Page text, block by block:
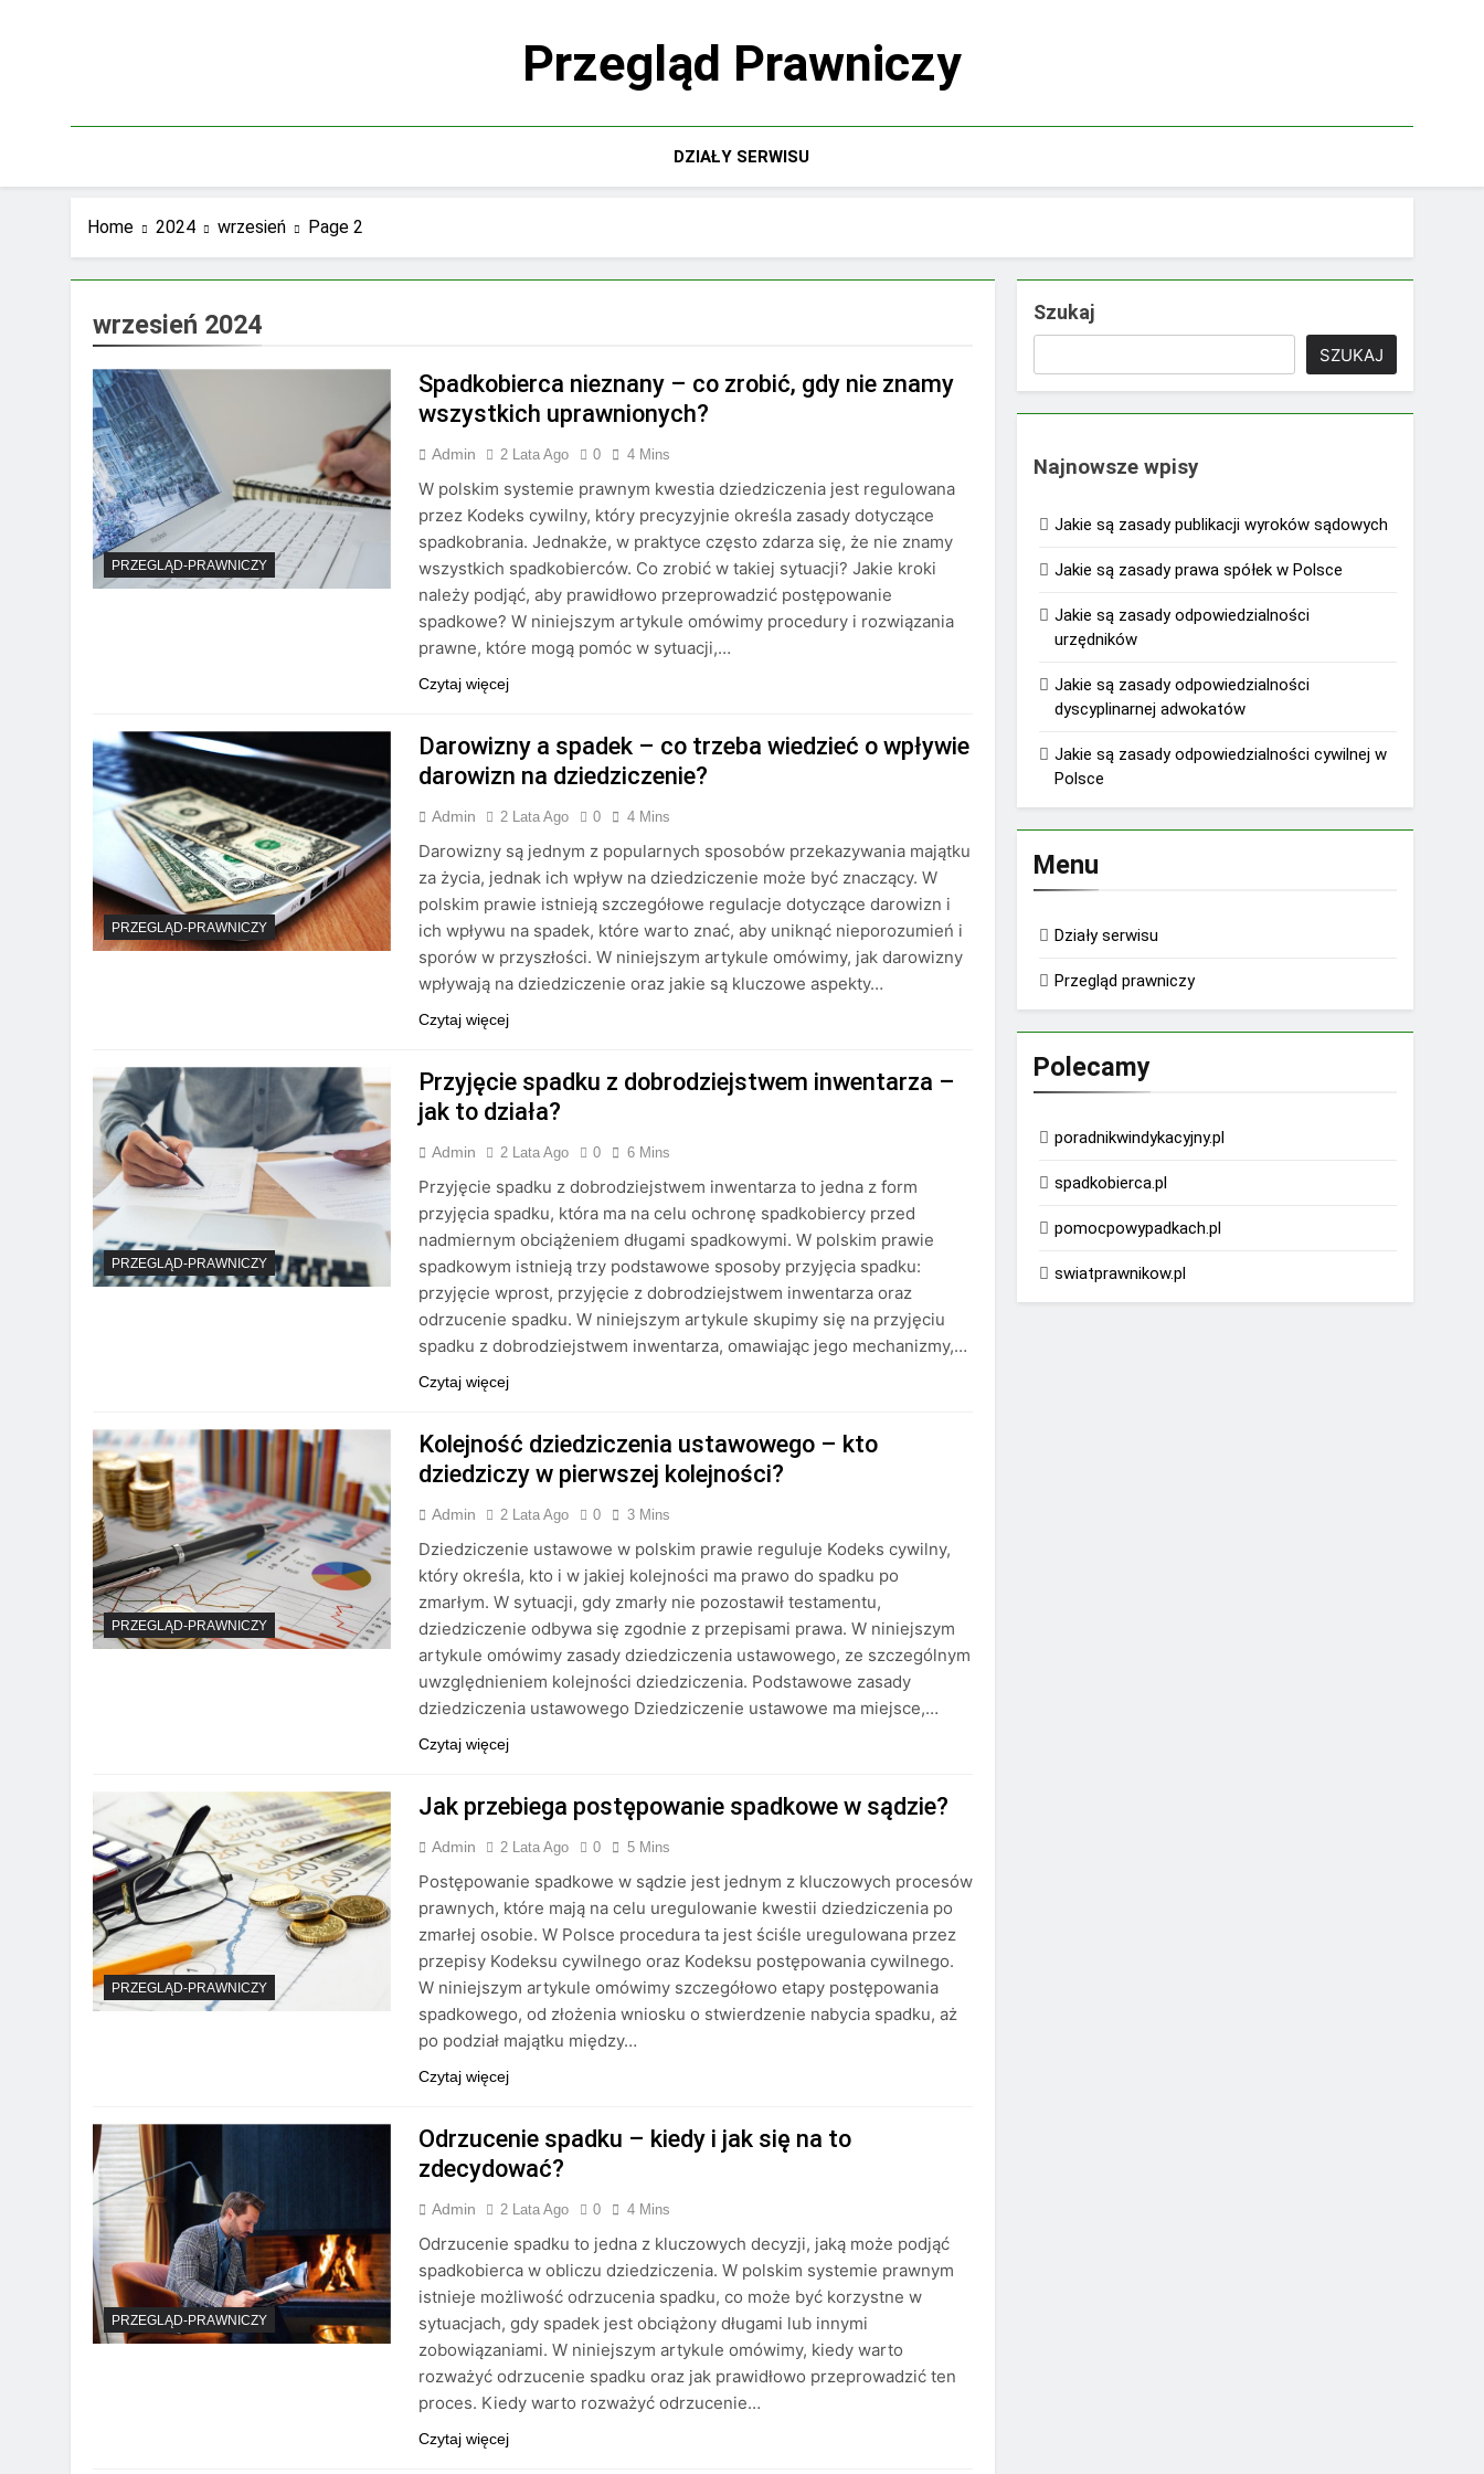
Przegląd Prawniczy
DZIAŁY SERWISU
Home 2024 wrzesień Page 2
wrzesień 2024
PRZEGLĄD-PRAWNICZY
Spadkobierca nieznany – co zrobić, gdy nie znamy
wszystkich uprawnionych?
Admin 2 Lata Ago 0 4 Mins
W polskim systemie prawnym kwestia dziedziczenia jest regulowana
przez Kodeks cywilny, który precyzyjnie określa zasady dotyczące
spadkobrania. Jednakże, w praktyce często zdarza się, że nie znamy
wszystkich spadkobierców. Co zrobić w takiej sytuacji? Jakie kroki
należy podjąć, aby prawidłowo przeprowadzić postępowanie
spadkowe? W niniejszym artykule omówimy procedury i rozwiązania
prawne, które mogą pomóc w sytuacji,…
Czytaj więcej
PRZEGLĄD-PRAWNICZY
Darowizny a spadek – co trzeba wiedzieć o wpływie
darowizn na dziedziczenie?
Admin 2 Lata Ago 0 4 Mins
Darowizny są jednym z popularnych sposobów przekazywania majątku
za życia, jednak ich wpływ na dziedziczenie może być znaczący. W
polskim prawie istnieją szczegółowe regulacje dotyczące darowizn i
ich wpływu na spadek, które warto znać, aby uniknąć nieporozumień i
sporów w przyszłości. W niniejszym artykule omówimy, jak darowizny
wpływają na dziedziczenie oraz jakie są kluczowe aspekty…
Czytaj więcej
PRZEGLĄD-PRAWNICZY
Przyjęcie spadku z dobrodziejstwem inwentarza –
jak to działa?
Admin 2 Lata Ago 0 6 Mins
Przyjęcie spadku z dobrodziejstwem inwentarza to jedna z form
przyjęcia spadku, która ma na celu ochronę spadkobiercy przed
nadmiernym obciążeniem długami spadkowymi. W polskim prawie
spadkowym istnieją trzy podstawowe sposoby przyjęcia spadku:
przyjęcie wprost, przyjęcie z dobrodziejstwem inwentarza oraz
odrzucenie spadku. W niniejszym artykule skupimy się na przyjęciu
spadku z dobrodziejstwem inwentarza, omawiając jego mechanizmy,…
Czytaj więcej
PRZEGLĄD-PRAWNICZY
Kolejność dziedziczenia ustawowego – kto
dziedziczy w pierwszej kolejności?
Admin 2 Lata Ago 0 3 Mins
Dziedziczenie ustawowe w polskim prawie reguluje Kodeks cywilny,
który określa, kto i w jakiej kolejności ma prawo do spadku po
zmarłym. W sytuacji, gdy zmarły nie pozostawił testamentu,
dziedziczenie odbywa się zgodnie z przepisami prawa. W niniejszym
artykule omówimy zasady dziedziczenia ustawowego, ze szczególnym
uwzględnieniem kolejności dziedziczenia. Podstawowe zasady
dziedziczenia ustawowego Dziedziczenie ustawowe ma miejsce,…
Czytaj więcej
PRZEGLĄD-PRAWNICZY
Jak przebiega postępowanie spadkowe w sądzie?
Admin 2 Lata Ago 0 5 Mins
Postępowanie spadkowe w sądzie jest jednym z kluczowych procesów
prawnych, które mają na celu uregulowanie kwestii dziedziczenia po
zmarłej osobie. W Polsce procedura ta jest ściśle uregulowana przez
przepisy Kodeksu cywilnego oraz Kodeksu postępowania cywilnego.
W niniejszym artykule omówimy szczegółowo etapy postępowania
spadkowego, od złożenia wniosku o stwierdzenie nabycia spadku, aż
po podział majątku między…
Czytaj więcej
PRZEGLĄD-PRAWNICZY
Odrzucenie spadku – kiedy i jak się na to
zdecydować?
Admin 2 Lata Ago 0 4 Mins
Odrzucenie spadku to jedna z kluczowych decyzji, jaką może podjąć
spadkobierca w obliczu dziedziczenia. W polskim systemie prawnym
istnieje możliwość odrzucenia spadku, co może być korzystne w
sytuacjach, gdy spadek jest obciążony długami lub innymi
zobowiązaniami. W niniejszym artykule omówimy, kiedy warto
rozważyć odrzucenie spadku oraz jak prawidłowo przeprowadzić ten
proces. Kiedy warto rozważyć odrzucenie…
Czytaj więcej
Szukaj
SZUKAJ
Najnowsze wpisy
Jakie są zasady publikacji wyroków sądowych
Jakie są zasady prawa spółek w Polsce
Jakie są zasady odpowiedzialności
urzędników
Jakie są zasady odpowiedzialności
dyscyplinarnej adwokatów
Jakie są zasady odpowiedzialności cywilnej w
Polsce
Menu
Działy serwisu
Przegląd prawniczy
Polecamy
poradnikwindykacyjny.pl
spadkobierca.pl
pomocpowypadkach.pl
swiatprawnikow.pl